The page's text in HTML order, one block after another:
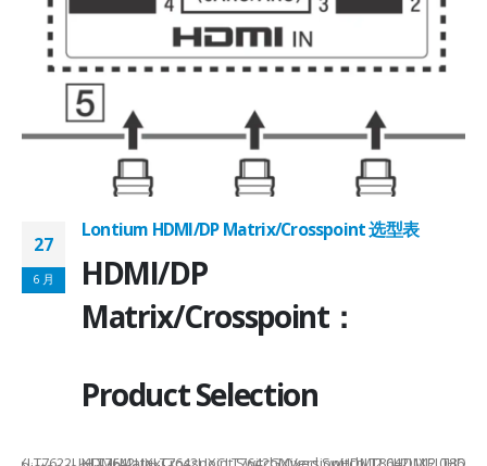
27
6 月
Lontium HDMI/DP Matrix/Crosspoint 选型表
HDMI/DP
Matrix/Crosspoint：
Product Selection